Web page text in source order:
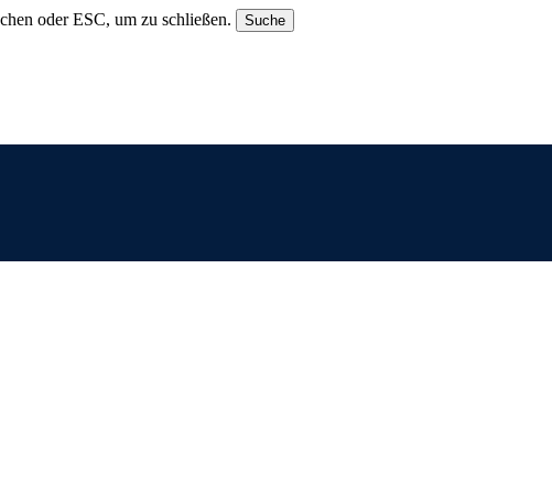
oder ESC, um zu schließen. Suche